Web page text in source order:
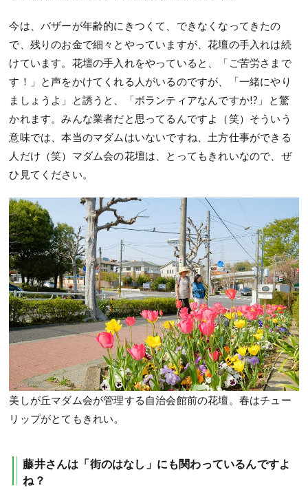
今は、バザーが年齢的にきつくて、できなくなってきたの
で、残りのお金で細々とやっていますが、花壇の手入れは続
けています。花壇の手入れをやっていると、「ご苦労さまで
す！」と声をかけてくれる人がいるのですが、「一緒にやり
ましょうよ」と誘うと、「ボランティアなんですか!?」と驚
かれます。みんな業者だと思ってるんですよ（笑）そういう
意味では、本当のマダムはいないですね、土方仕事ができる
人だけ（笑）マダム会の花壇は、とってもきれいなので、ぜ
ひ見てください。
美しが丘マダム会が管理する自治会館前の花壇。春はチュー
リップがとてもきれい。
藤井さんは「街のはなし」にも関わっているんですよ
ね？